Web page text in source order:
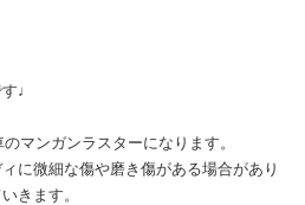
♩
マンガンラスターになります。
に微細な傷や磨き傷がある場合があり
きます。